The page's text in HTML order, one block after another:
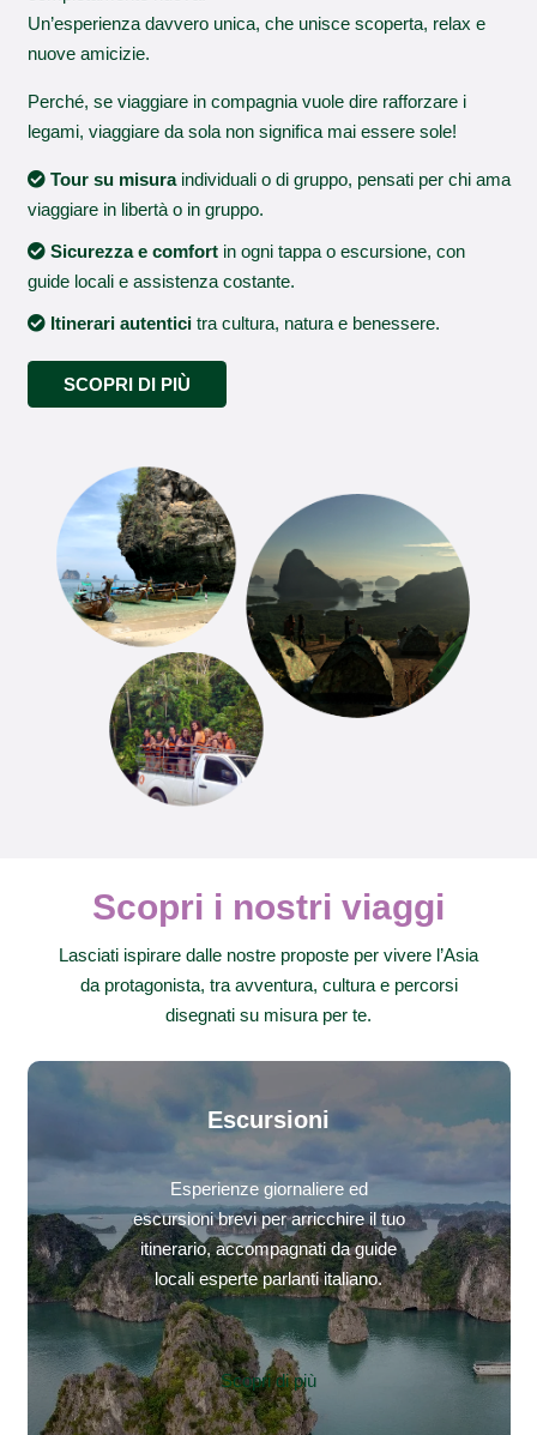
Un’esperienza davvero unica, che unisce scoperta, relax e
nuove amicizie.
Perché, se viaggiare in compagnia vuole dire rafforzare i
legami, viaggiare da sola non significa mai essere sole!
Tour su misuraindividuali o di gruppo, pensati per chi ama
viaggiare in libertà o in gruppo.
Sicurezza e comfortin ogni tappa o escursione, con
guide locali e assistenza costante.
Itinerari autenticitra cultura, natura e benessere.
SCOPRI DI PIÙ
Scopri i nostri viaggi
Lasciati ispirare dalle nostre proposte per vivere l’Asia
da protagonista, tra avventura, cultura e percorsi
disegnati su misura per te.
Escursioni
Esperienze giornaliere ed
escursioni brevi per arricchire il tuo
itinerario, accompagnati da guide
locali esperte parlanti italiano.
Scopri di più